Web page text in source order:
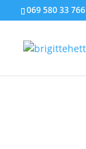
069 580 33 766